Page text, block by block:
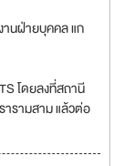
นฝ่ายบุคคล แก
โดยลงที่สถานี
รามสาม แล้วต่อ